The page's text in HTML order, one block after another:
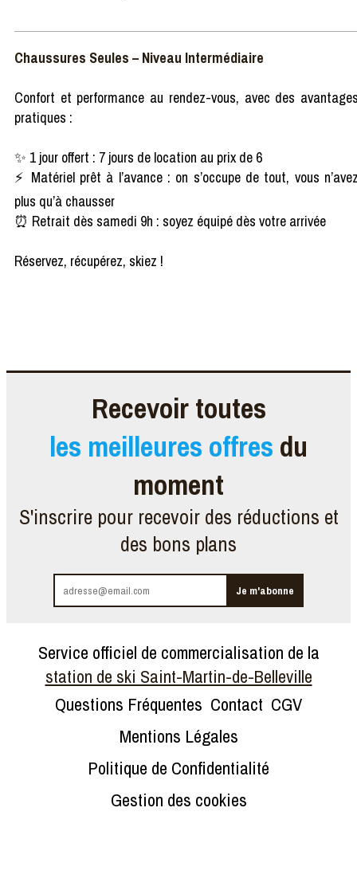
Chaussures Seules – Niveau Intermédiaire
Confort et performance au rendez-vous, avec des
pratiques :
✨ 1 jour offert : 7 jours de location au prix de 6
⚡ Matériel prêt à l’avance : on s’occupe de tout, vous
plus qu’à chausser
⏰ Retrait dès samedi 9h : soyez équipé dès votre arrivée
Réservez, récupérez, skiez !
Recevoir toutes
les meilleures offres du
moment
S'inscrire pour recevoir des réductions et
des bons plans
Service officiel de commercialisation de la
station de ski Saint-Martin-de-Belleville
Questions Fréquentes Contact CGV
Mentions Légales
Politique de Confidentialité
Gestion des cookies